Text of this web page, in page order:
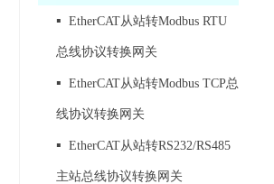
▪ EtherCAT从站转Modbus RTU
总线协议转换网关
▪ EtherCAT从站转Modbus TCP总
线协议转换网关
▪ EtherCAT从站转RS232/RS485
主站总线协议转换网关